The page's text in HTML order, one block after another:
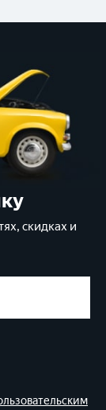
скидках и